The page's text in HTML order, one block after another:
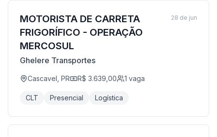
MOTORISTA DE CARRETA
FRIGORÍFICO - OPERAÇÃO
MERCOSUL
Ghelere Transportes
Cascavel, PR R$ 3.639,00 1 vaga
CLT Presencial Logística
28 de jun